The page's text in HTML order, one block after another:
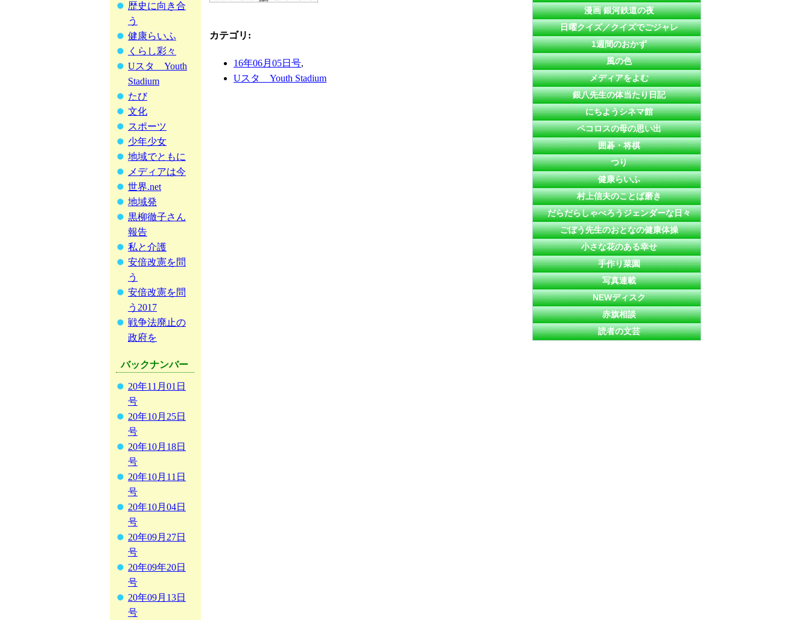
歴史に向き合
う
健康らいふ
くらし彩々
Uスタ Youth
Stadium
たび
文化
スポーツ
少年少女
地域でともに
メディアは今
世界.net
地域発
黒柳徹子さん
報告
私と介護
安倍改憲を問
う
安倍改憲を問
う2017
戦争法廃止の
政府を
バックナンバー
20年11月01日
号
20年10月25日
号
20年10月18日
号
20年10月11日
号
20年10月04日
号
20年09月27日
号
20年09年20日
号
20年09月13日
号
カテゴリ :
16年06月05日号,
Uスタ Youth Stadium
漫画 銀河鉄道の夜
日曜クイズ／クイズでごジャレ
1週間のおかず
風の色
メディアをよむ
銀八先生の体当たり日記
にちようシネマ館
ペコロスの母の思い出
囲碁・将棋
つり
健康らいふ
村上信夫のことば磨き
だらだらしゃべろうジェンダーな日々
ごぼう先生のおとなの健康体操
小さな花のある幸せ
手作り菜園
写真連載
NEWディスク
赤旗相談
読者の文芸